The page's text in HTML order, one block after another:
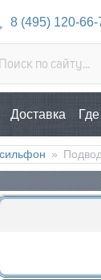
8 (495) 120-66-
Доставка
»